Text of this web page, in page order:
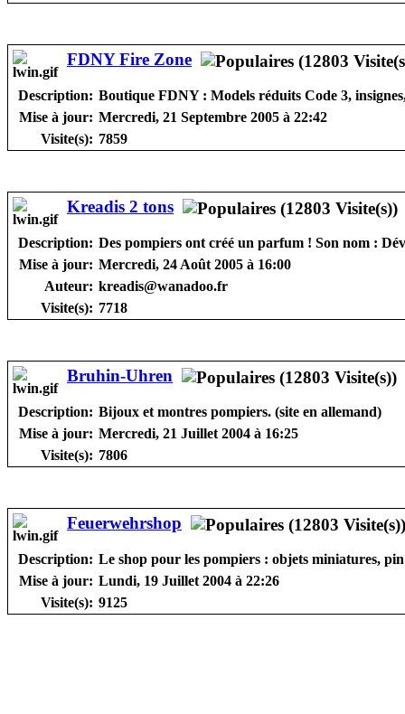
FDNY Fire Zone
Description: Boutique FDNY : Models réduits Code 3,
Mise à jour: Mercredi, 21 Septembre 2005 à 22:42
Visite(s): 7859
Kreadis 2 tons
Description: Des pompiers ont créé un parfum ! Son nom :
Mise à jour: Mercredi, 24 Août 2005 à 16:00
Auteur: kreadis@wanadoo.fr
Visite(s): 7718
Bruhin-Uhren
Description: Bijoux et montres pompiers. (site en allemand)
Mise à jour: Mercredi, 21 Juillet 2004 à 16:25
Visite(s): 7806
Feuerwehrshop
Description: Le shop pour les pompiers : objets miniatures,
Mise à jour: Lundi, 19 Juillet 2004 à 22:26
Visite(s): 9125